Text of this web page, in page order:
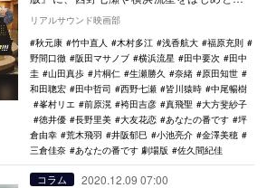
るドラマ版のマンションの住民たちが出演
することが発…
リアルサウンド映画部
秋元康
竹中直人 木村多江 浅香航大
福原充則
野間口徹
阪田マサノブ 横浜流星 田中要次
田中
圭
山田真歩 片桐仁 生瀬勝久 奈緒
原田知世
和田聰宏
田中哲司 西野七瀬 皆川猿時
中尾暢樹
峯村リエ
前原滉 袴田吉彦 真飛聖
大方斐紗子
徳井優
長野里美 大友花恋 あなたの番です
坪
倉由幸
荒木飛羽 井阪郁巳 小池亮介
金澤美穂
三倉佳奈
あなたの番です 劇場版 佐久間紀佳
コラム 2020.12.09 07:00